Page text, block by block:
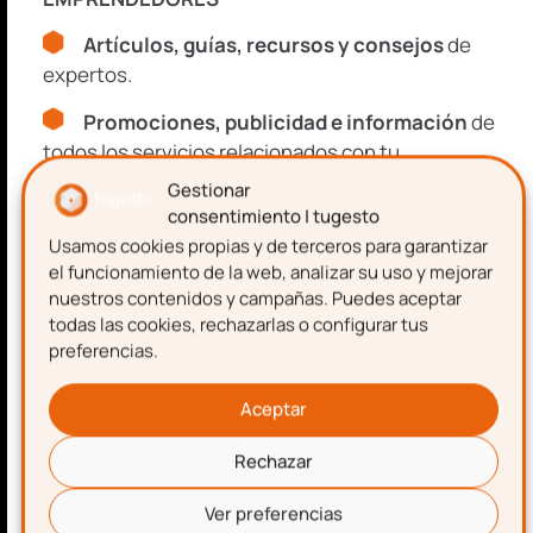
Gestionar
consentimiento | tugesto
Usamos cookies propias y de terceros para garantizar
el funcionamiento de la web, analizar su uso y mejorar
nuestros contenidos y campañas. Puedes aceptar
todas las cookies, rechazarlas o configurar tus
preferencias.
Aceptar
Rechazar
Ver preferencias
Protección
I+D+I
Recursos, guías y descuentos
Únete al Club de más de
8.000 gestioners
Suscríbete y forma parte del
EMPRENDEDORES
Artículos, guías, recursos y consejosde
Artículos, guías, recursos y consejosde
expertos.
Promociones, publicidad e informaciónde
todos los servicios relacionados con tu
emprendimiento.
Nombre
Apellidos
Correo electrónico